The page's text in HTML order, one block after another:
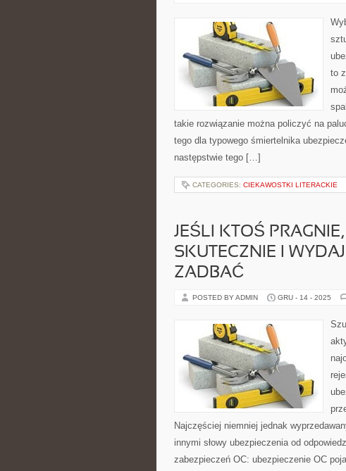
to
takie rozwiązanie można policzyć na
tego dla typowego śmiertelnika
następstwie tego […]
CATEGORIES: CIEKAWOSTKI LITERACKIE
JEŚLI KTOŚ
SKUTECZNIE I
ZADBAĆ
POSTED BY ADMIN GRU - 14 - 2025
Najczęściej niemniej jednak
innymi słowy ubezpieczenia od
zabezpieczeń OC: ubezpieczenie OC